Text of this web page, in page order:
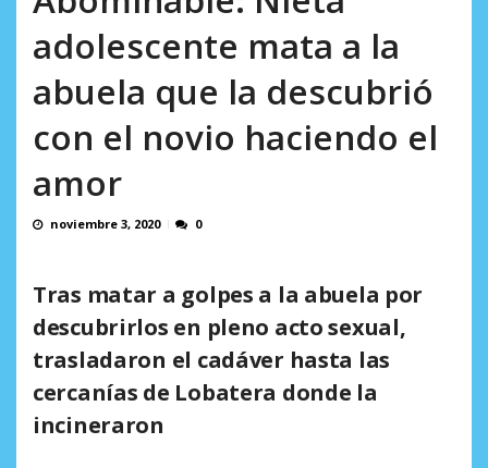
adolescente mata a la
abuela que la descubrió
con el novio haciendo el
amor
noviembre 3, 2020 0
Tras matar a golpes a la abuela por
descubrirlos en pleno acto sexual,
trasladaron el cadáver hasta las
cercanías de Lobatera donde la
incineraron